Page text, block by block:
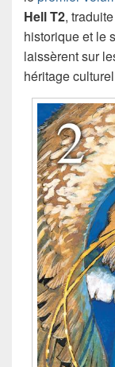
Hell T2,
historique et le
laissèrent sur
héritage